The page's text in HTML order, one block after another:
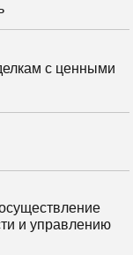
с ценными
и управлению